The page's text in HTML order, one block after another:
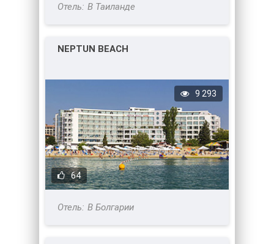
В Таиланде
NEPTUN BEACH
64
9 293
В Болгарии